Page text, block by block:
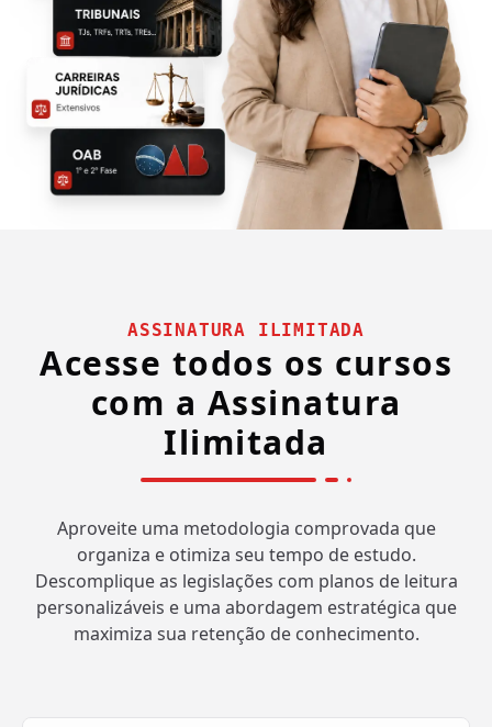
ASSINATURA ILIMITADA
Acesse todos os cursos
com a Assinatura
Ilimitada
Aproveite uma metodologia comprovada que
organiza e otimiza seu tempo de estudo.
Descomplique as legislações com planos de leitura
personalizáveis e uma abordagem estratégica que
maximiza sua retenção de conhecimento.